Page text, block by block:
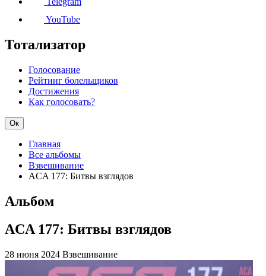
YouTube
Тотализатор
Голосование
Рейтинг болельщиков
Достижения
Как голосовать?
Ок
Главная
Все альбомы
Взвешивание
ACA 177: Битвы взглядов
Альбом
ACA 177: Битвы взглядов
28 июня 2024 Взвешивание